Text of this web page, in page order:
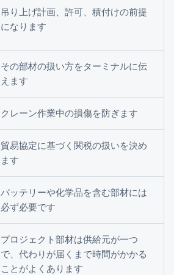
吊り上げ計画、許可、積付けの前提
になります
その部材の扱い方をターミナルに伝
えます
クレーン作業中の損傷を防ぎます
貿易協定に基づく関税の扱いを決め
ます
バッテリーや化学品を含む部材には
必ず必要です
プロジェクト部材は供給元が一つ
で、代わりが届くまで時間がかかる
ことがよくあります